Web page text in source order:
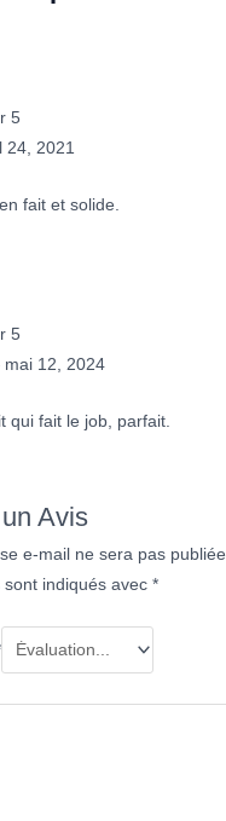
5
24, 2021
fait et solide.
5
mai 12, 2024
qui fait le job, parfait.
Avis
e-mail ne sera pas publiée.
sont indiqués avec*